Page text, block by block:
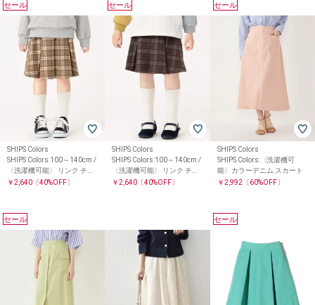
セール
SHIPS Colors
SHIPS Colors:100～140cm /
〈洗濯機可能〉 リンク チェ
ック スカート
￥2,640〔40%OFF〕
セール
SHIPS Colors
SHIPS Colors:100～140cm /
〈洗濯機可能〉 リンク チェ
ック スカート
￥2,640 〔40%OFF〕
セール
SHIPS Colors
SHIPS Colors:〈洗濯機可
能〉カラーデニム スカート
￥2,992〔60%OFF〕
セール セール